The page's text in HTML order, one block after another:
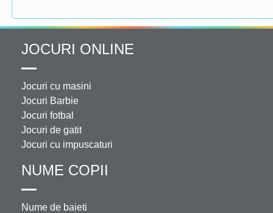
JOCURI ONLINE
Jocuri cu masini
Jocuri Barbie
Jocuri fotbal
Jocuri de gatit
Jocuri cu impuscaturi
NUME COPII
Nume de baieti